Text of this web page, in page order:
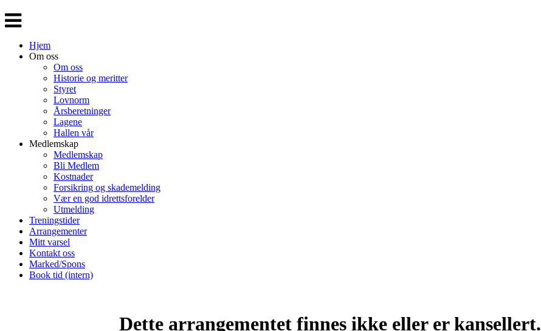
Veksle
navigasjon
Hjem
Om oss
Om oss
Historie og meritter
Styret
Lovnorm
Årsberetninger
Lagene
Hallen vår
Medlemskap
Medlemskap
Bli Medlem
Kostnader
Forsikring og skademelding
Vær en god idrettsforelder
Utmelding
Treningstider
Arrangementer
Mitt varsel
Kontakt oss
Marked/Spons
Book tid (intern)
Dette arrangementet finnes ikke eller er kansellert.